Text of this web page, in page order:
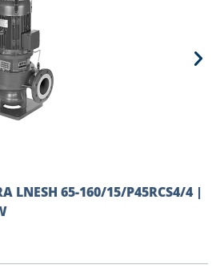
LNESH 65-160/15/P45RCS4/4 |